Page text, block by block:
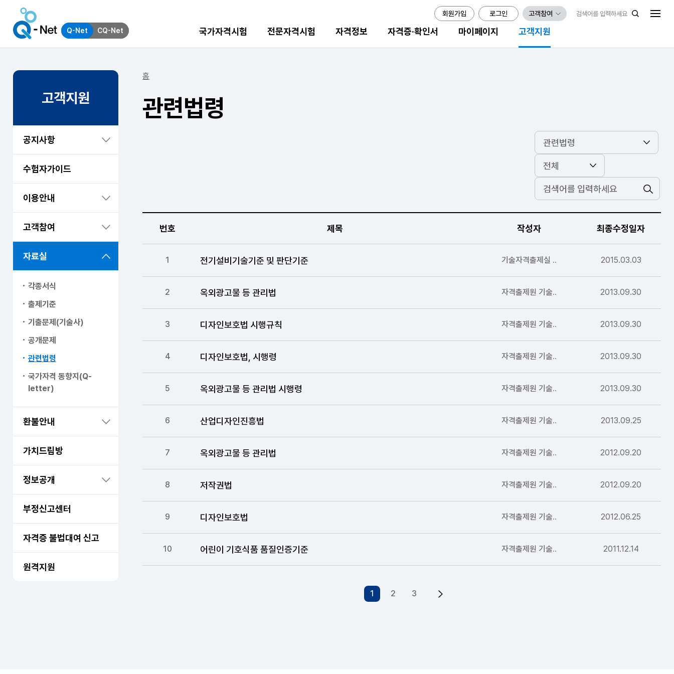
Q-Net CQ-Net 국가자격시험 전문자격시험 자격정보 자격증·확인서 마이페이지 고객지원
회원가입 로그인 고객참여
고객지원
공지사항
수험자가이드
이용안내
고객참여
자료실
각종서식
출제기준
기출문제(기술사)
공개문제
관련법령
국가자격 동향지(Q-
letter)
환불안내
가치드림방
정보공개
부정신고센터
자격증 불법대여 신고
원격지원
홈
관련법령
검색
번호 제목 작성자 최종수정일자
1 전기설비기술기준 및 판단기준 기술자격출제실 .. 2015.03.03
2 옥외광고물 등 관리법 자격출제원 기술.. 2013.09.30
3 디자인보호법 시행규칙 자격출제원 기술.. 2013.09.30
4 디자인보호법, 시행령 자격출제원 기술.. 2013.09.30
5 옥외광고물 등 관리법 시행령 자격출제원 기술.. 2013.09.30
6 산업디자인진흥법 자격출제원 기술.. 2013.09.25
7 옥외광고물 등 관리법 자격출제원 기술.. 2012.09.20
8 저작권법 자격출제원 기술.. 2012.09.20
9 디자인보호법 자격출제원 기술.. 2012.06.25
10 어린이 기호식품 품질인증기준 자격출제원 기술.. 2011.12.14
1 2 3